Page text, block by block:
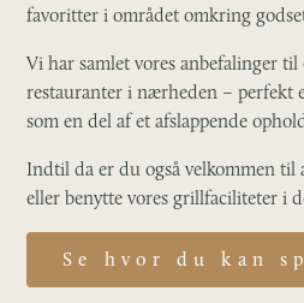
favoritter i området omkring
Vi har samlet vores anbefalinger til
restauranter i nærheden – perfekt
som en del af et afslappende
Indtil da er du også velkommen til
eller benytte vores grillfaciliteter i
Se hvor du kan